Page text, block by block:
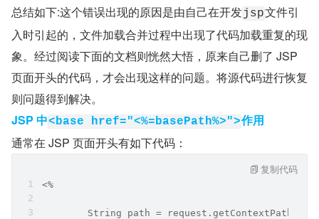
总结如下:这个错误出现的原因是由自己在开发jsp文件引
入时引起的，文件加载合并过程中出现了代码加载重复的现
象。经过阅读下面的文档则恍然大悟，原来自己删了 JSP
页面开头的代码，才会出现这样的问题。将源代码进行恢复
则问题得到解决。
JSP 中<base href="<%=basePath%>">作用
通常在 JSP 页面开头有如下代码：
<%
String path =
复制代码